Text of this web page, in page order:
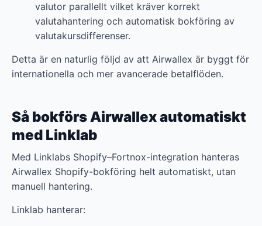
valutor parallellt vilket kräver korrekt
valutahantering och automatisk bokföring av
valutakursdifferenser.
Detta är en naturlig följd av att Airwallex är byggt för
internationella och mer avancerade betalflöden.
Så bokförs Airwallex automatiskt
med Linklab
Med Linklabs Shopify–Fortnox-integration hanteras
Airwallex Shopify-bokföring helt automatiskt, utan
manuell hantering.
Linklab hanterar: